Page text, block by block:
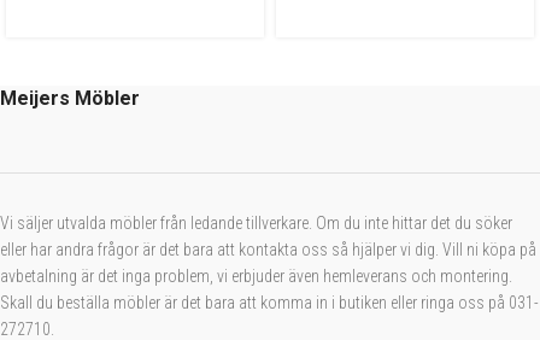
Meijers Möbler
Vi säljer utvalda möbler från ledande tillverkare. Om du inte hittar det du söker
eller har andra frågor är det bara att kontakta oss så hjälper vi dig. Vill ni köpa på
avbetalning är det inga problem, vi erbjuder även hemleverans och montering.
Skall du beställa möbler är det bara att komma in i butiken eller ringa oss på 031-
272710.